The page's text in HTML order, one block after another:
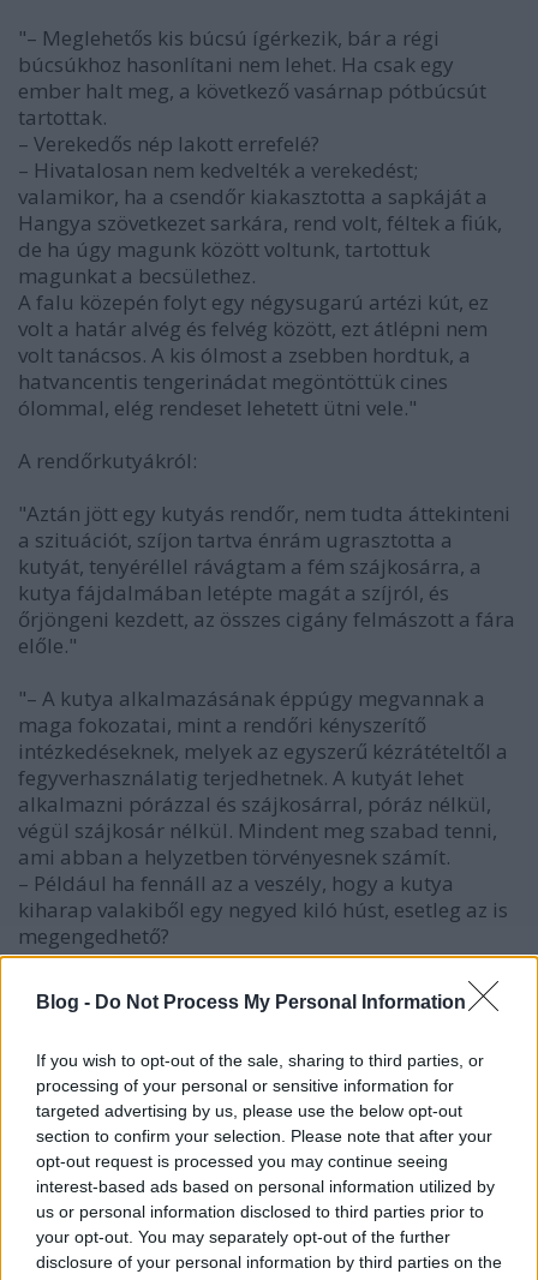
Blog - Do Not Process My Personal Information
If you wish to opt-out of the sale, sharing to third parties, or
processing of your personal or sensitive information for
targeted advertising by us, please use the below opt-out
section to confirm your selection. Please note that after your
opt-out request is processed you may continue seeing
interest-based ads based on personal information utilized by
us or personal information disclosed to third parties prior to
your opt-out. You may separately opt-out of the further
disclosure of your personal information by third parties on the
"– Meglehetős kis búcsú ígérkezik, bár a régi
búcsúkhoz hasonlítani nem lehet. Ha csak egy
ember halt meg, a következő vasárnap pótbúcsút
tartottak.
– Verekedős nép lakott errefelé?
– Hivatalosan nem kedvelték a verekedést;
valamikor, ha a csendőr kiakasztotta a sapkáját a
Hangya szövetkezet sarkára, rend volt, féltek a fiúk,
de ha úgy magunk között voltunk, tartottuk
magunkat a becsülethez.
A falu közepén folyt egy négysugarú artézi kút, ez
volt a határ alvég és felvég között, ezt átlépni nem
volt tanácsos. A kis ólmost a zsebben hordtuk, a
hatvancentis tengerinádat megöntöttük cines
ólommal, elég rendeset lehetett ütni vele."
A rendőrkutyákról:
"Aztán jött egy kutyás rendőr, nem tudta áttekinteni
a szituációt, szíjon tartva énrám ugrasztotta a
kutyát, tenyéréllel rávágtam a fém szájkosárra, a
kutya fájdalmában letépte magát a szíjról, és
őrjöngeni kezdett, az összes cigány felmászott a fára
előle."
"– A kutya alkalmazásának éppúgy megvannak a
maga fokozatai, mint a rendőri kényszerítő
intézkedéseknek, melyek az egyszerű kézrátételtől a
fegyverhasználatig terjedhetnek. A kutyát lehet
alkalmazni pórázzal és szájkosárral, póráz nélkül,
végül szájkosár nélkül. Mindent meg szabad tenni,
ami abban a helyzetben törvényesnek számít.
– Például ha fennáll az a veszély, hogy a kutya
kiharap valakiből egy negyed kiló húst, esetleg az is
megengedhető?
– Ha az előírások és a helyzet megkívánja, akkor
igen. A bűnözők elleni harc nem lovagi torna. De,
gondolom, el tudja képzelni, milyen súlyos eset lehet
bevetnünk. Szájkosárral is épp elég félelmetes,
akkorát üt vele, hogy volt már olyan cigány bűnöző,
aki „Kutya elvtárs”-nak szólította utána."
groggil
16 éve